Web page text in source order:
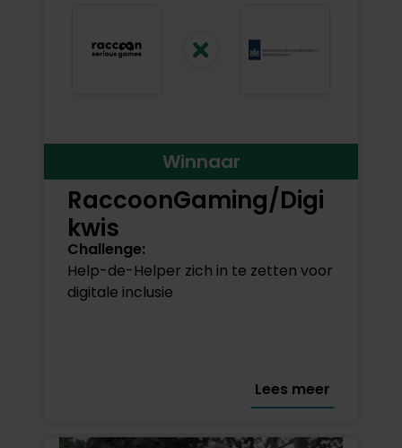
Winnaar
RaccoonGaming/Digi
kwis
Challenge:
Help-de-Helper zich in te zetten voor
digitale inclusie
Lees meer